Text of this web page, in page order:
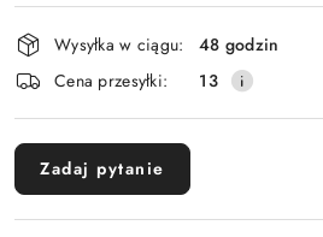
Dostępność
i
dostawa
Wysyłka w ciągu:
48 godzin
Cena przesyłki:
13
Zadaj pytanie